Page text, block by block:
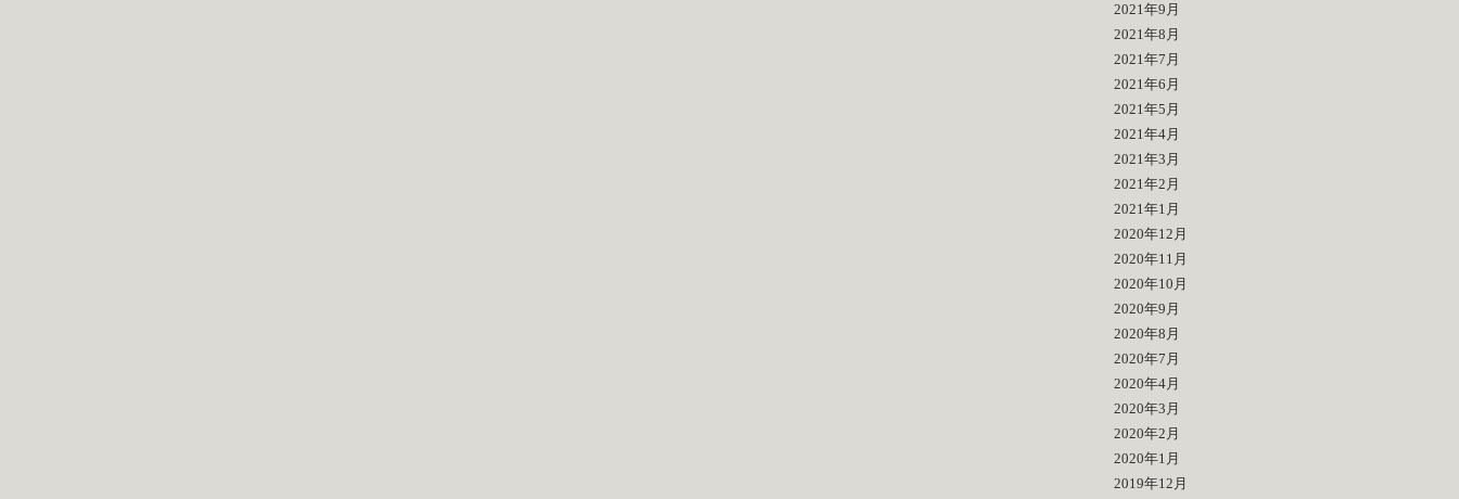
2021年9月
2021年8月
2021年7月
2021年6月
2021年5月
2021年4月
2021年3月
2021年2月
2021年1月
2020年12月
2020年11月
2020年10月
2020年9月
2020年8月
2020年7月
2020年4月
2020年3月
2020年2月
2020年1月
2019年12月